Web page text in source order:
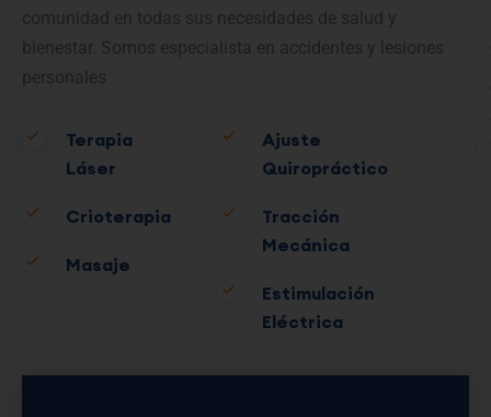
comunidad en todas sus necesidades de salud y
bienestar. Somos especialista en accidentes y lesiones
personales
Terapia
Láser
Crioterapia
Masaje
Ajuste
Quiropráctico
Tracción
Mecánica
Estimulación
Eléctrica